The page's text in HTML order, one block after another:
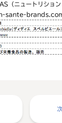
ニュートリション
sante-